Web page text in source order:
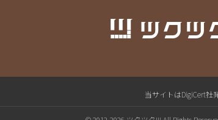
当サイトはDigiCert社